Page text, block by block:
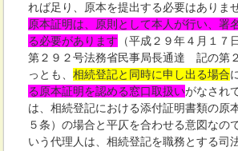
れば足り、原本を提出する必要はありま
原本証明は、原則として本人が行い、署
る必要があります （平成２９年４月１７
第２９２号法務省民事局長通達 記の第
っとも、相続登記と同時に申し出る場合
る原本証明を認める窓口取扱いがなされ
は、相続登記における添付証明書類の原
５条）の場合と平仄を合わせる意図なの
いう代理人は、相続登記を職務とする司